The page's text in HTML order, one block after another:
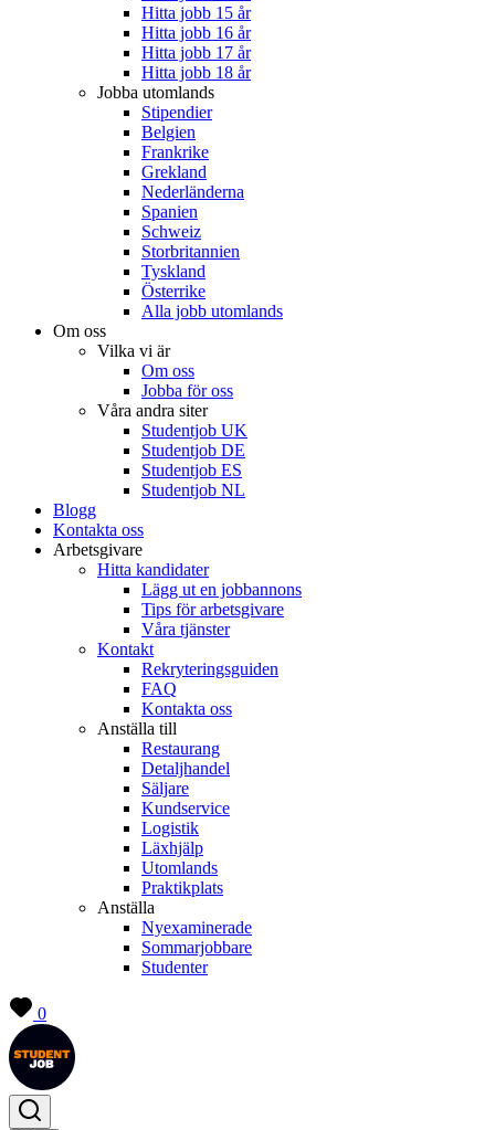
Hitta jobb 15 år
Hitta jobb 16 år
Hitta jobb 17 år
Hitta jobb 18 år
Jobba utomlands
Stipendier
Belgien
Frankrike
Grekland
Nederländerna
Spanien
Schweiz
Storbritannien
Tyskland
Österrike
Alla jobb utomlands
Om oss
Vilka vi är
Om oss
Jobba för oss
Våra andra siter
Studentjob UK
Studentjob DE
Studentjob ES
Studentjob NL
Blogg
Kontakta oss
Arbetsgivare
Hitta kandidater
Lägg ut en jobbannons
Tips för arbetsgivare
Våra tjänster
Kontakt
Rekryteringsguiden
FAQ
Kontakta oss
Anställa till
Restaurang
Detaljhandel
Säljare
Kundservice
Logistik
Läxhjälp
Utomlands
Praktikplats
Anställa
Nyexaminerade
Sommarjobbare
Studenter
0